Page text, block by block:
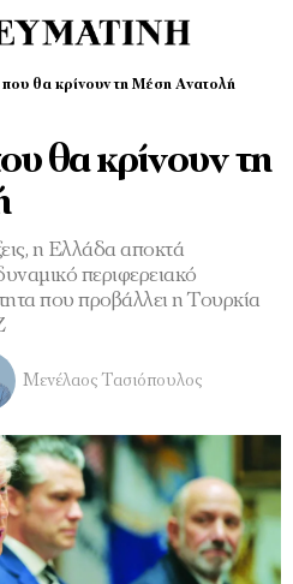
θα κρίνουν τη Μέση Ανατολή
θα κρίνουν τη
η Ελλάδα αποκτά
περιφερειακό
που προβάλλει η Τουρκία
Μενέλαος Τασιόπουλος